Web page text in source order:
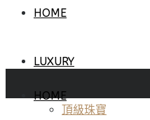
HOME
LUXURY
頂級珠寶
HOME